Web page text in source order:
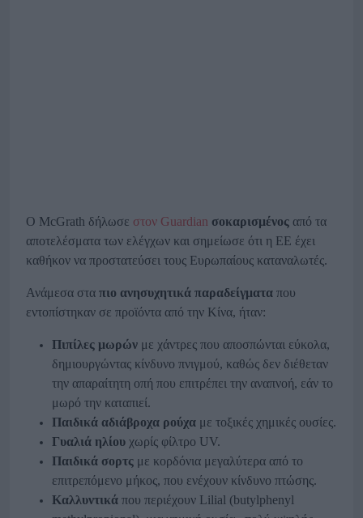
Ο McGrath δήλωσε στον Guardian σοκαρισμένος από τα
αποτελέσματα των ελέγχων και σημείωσε ότι η ΕΕ έχει
καθήκον να προστατεύσει τους Ευρωπαίους καταναλωτές.
Ανάμεσα στα πιο ανησυχητικά παραδείγματα που
εντοπίστηκαν σε προϊόντα από την Κίνα, ήταν:
Πιπίλες μωρών με χάντρες που αποσπώνται εύκολα,
δημιουργώντας κίνδυνο πνιγμού, καθώς δεν διέθεταν
την απαραίτητη οπή που επιτρέπει την αναπνοή, εάν το
μωρό την καταπιεί.
Παιδικά αδιάβροχα ρούχα με τοξικές χημικές ουσίες.
Γυαλιά ηλίου χωρίς φίλτρο UV.
Παιδικά σορτς με κορδόνια μεγαλύτερα από το
επιτρεπόμενο μήκος, που ενέχουν κίνδυνο πτώσης.
Καλλυντικά που περιέχουν Lilial (butylphenyl